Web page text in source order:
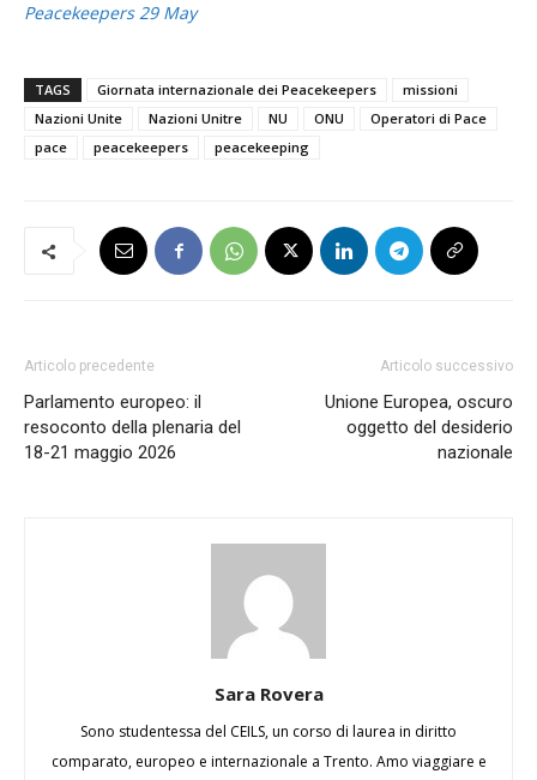
Peacekeepers 29 May
TAGS Giornata internazionale dei Peacekeepers
missioni
Nazioni Unite
Nazioni Unitre NU ONU
Operatori di Pace
pace
peacekeepers peacekeeping
Articolo precedente
Parlamento europeo: il
resoconto della plenaria del
18-21 maggio 2026
Articolo successivo
Unione Europea, oscuro
oggetto del desiderio
nazionale
Sara Rovera
Sono studentessa del CEILS, un corso di laurea in diritto
comparato, europeo e internazionale a Trento. Amo viaggiare e